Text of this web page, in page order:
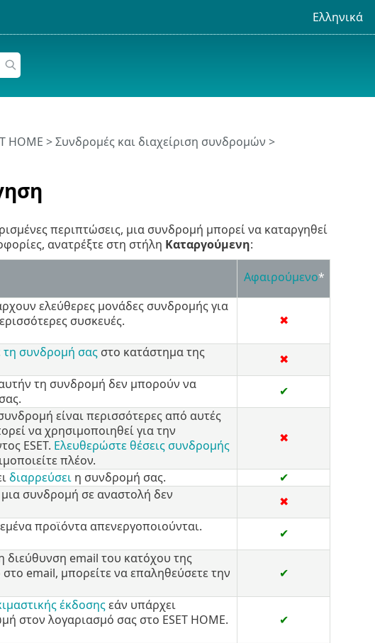
Ελληνικά
HOME >Συνδρομές και διαχείριση συνδρομών >
περιπτώσεις, μια συνδρομή μπορεί να καταργηθεί
ανατρέξτε στη στήλη Καταργούμενη:
Αφαιρούμενο*
ελεύθερες μονάδες συνδρομής για
συσκευές.
✖
συνδρομή σαςστο κατάστημα της
✖
τη συνδρομή δεν μπορούν να
✔
είναι περισσότερες από αυτές
να χρησιμοποιηθεί για την
ESET. Ελευθερώστε θέσεις συνδρομής
πλέον.
✖
διαρρεύσειη συνδρομή σας.
✔
συνδρομή σε αναστολή δεν
✖
προϊόντα απενεργοποιούνται. ✔
email του κατόχου της
email, μπορείτε να επαληθεύσετε την
✔
έκδοσηςεάν υπάρχει
στον λογαριασμό σας στο ESET HOME.
✔